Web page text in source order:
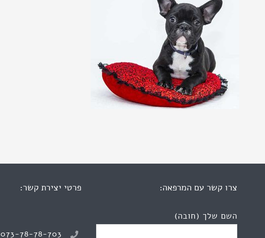
צרו קשר עם המרפאה:
השם שלך (חובה)
פרטי יצירת קשר:
073-78-78-703